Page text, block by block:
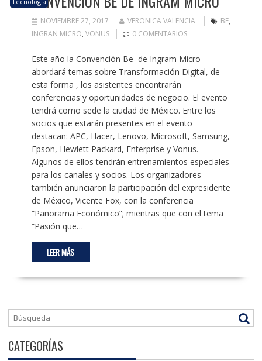
NOVIEMBRE 27, 2017 VERONICA VALENCIA BE,
INGRAN MICRO, VONUS 0 COMENTARIOS
Este año la Convención Be de Ingram Micro
abordará temas sobre Transformación Digital, de
esta forma , los asistentes encontrarán
conferencias y oportunidades de negocio. El evento
tendrá como sede la ciudad de México. Entre los
socios que estarán presentes en el evento
destacan: APC, Hacer, Lenovo, Microsoft, Samsung,
Epson, Hewlett Packard, Enterprise y Vonus.
Algunos de ellos tendrán entrenamientos especiales
para los canales y socios. Los organizadores
también anunciaron la participación del expresidente
de México, Vicente Fox, con la conferencia
“Panorama Económico”; mientras que con el tema
“Pasión que…
LEER MÁS
CATEGORÍAS